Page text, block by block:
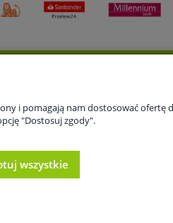
konta
Serwis
i pomagają nam dostosować
"Dostosuj zgody".
wszystkie